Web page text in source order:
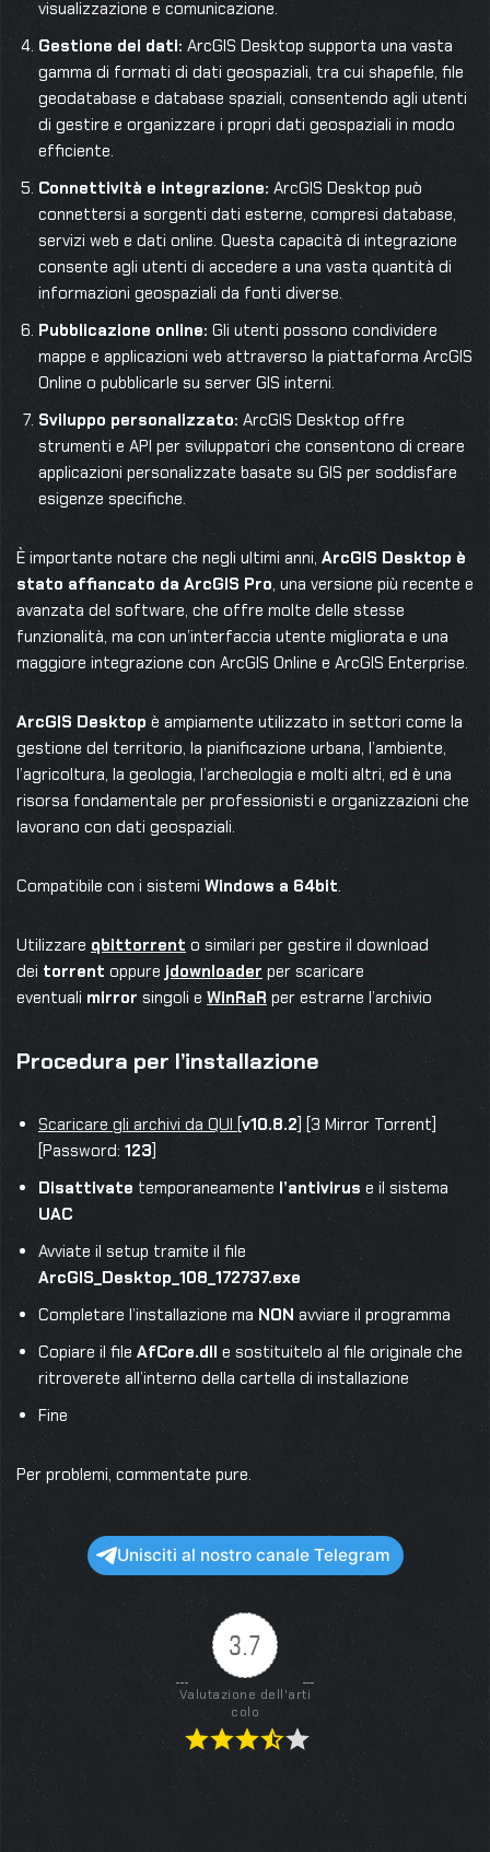
visualizzazione e comunicazione.
Gestione dei dati: ArcGIS Desktop supporta una vasta
gamma di formati di dati geospaziali, tra cui shapefile, file
geodatabase e database spaziali, consentendo agli utenti
di gestire e organizzare i propri dati geospaziali in modo
efficiente.
Connettività e integrazione: ArcGIS Desktop può
connettersi a sorgenti dati esterne, compresi database,
servizi web e dati online. Questa capacità di integrazione
consente agli utenti di accedere a una vasta quantità di
informazioni geospaziali da fonti diverse.
Pubblicazione online: Gli utenti possono condividere
mappe e applicazioni web attraverso la piattaforma ArcGIS
Online o pubblicarle su server GIS interni.
Sviluppo personalizzato: ArcGIS Desktop offre
strumenti e API per sviluppatori che consentono di creare
applicazioni personalizzate basate su GIS per soddisfare
esigenze specifiche.
È importante notare che negli ultimi anni, ArcGIS Desktop è
stato affiancato da ArcGIS Pro, una versione più recente e
avanzata del software, che offre molte delle stesse
funzionalità, ma con un’interfaccia utente migliorata e una
maggiore integrazione con ArcGIS Online e ArcGIS Enterprise.
ArcGIS Desktop è ampiamente utilizzato in settori come la
gestione del territorio, la pianificazione urbana, l’ambiente,
l’agricoltura, la geologia, l’archeologia e molti altri, ed è una
risorsa fondamentale per professionisti e organizzazioni che
lavorano con dati geospaziali.
Compatibile con i sistemi Windows a 64bit.
Utilizzare qbittorrento similari per gestire il download
dei torrent oppure jdownloader per scaricare
eventuali mirror singoli e WinRaR per estrarne l’archivio
Procedura per l’installazione
Scaricare gli archivi da QUI [v10.8.2] [3 Mirror Torrent]
[Password: 123]
Disattivate temporaneamente l’antivirus e il sistema
UAC
Avviate il setup tramite il file
ArcGIS_Desktop_108_172737.exe
Completare l’installazione ma NON avviare il programma
Copiare il file AfCore.dll e sostituitelo al file originale che
ritroverete all’interno della cartella di installazione
Fine
Per problemi, commentate pure.
Unisciti al nostro canale Telegram
3.7
Valutazione dell'arti
colo